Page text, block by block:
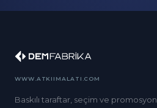
WWW.ATKIIMALATI.COM
Baskılı taraftar, seçim ve promosyon